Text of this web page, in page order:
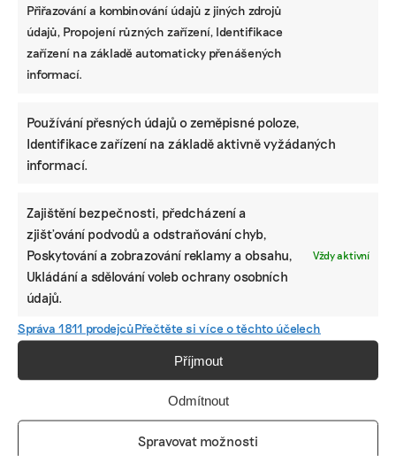
Přiřazování a kombinování údajů z jiných zdrojů
údajů, Propojení různých zařízení, Identifikace
zařízení na základě automaticky přenášených
informací.
Používání přesných údajů o zeměpisné poloze,
Identifikace zařízení na základě aktivně vyžádaných
informací.
Zajištění bezpečnosti, předcházení a
zjišťování podvodů a odstraňování chyb,
Poskytování a zobrazování reklamy a obsahu,
Ukládání a sdělování voleb ochrany osobních
údajů.
Vždy aktivní
Správa 1811 prodejcůPřečtěte si více o těchto účelech
Příjmout
Odmítnout
Spravovat možnosti